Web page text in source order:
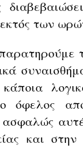
των
κάποια
όφελος
και